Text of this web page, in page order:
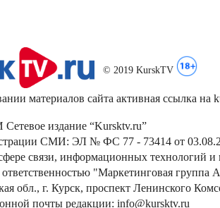
© 2019 KurskTV
материалов сайта активная ссылка на
издание “Kursktv.ru”
СМИ: ЭЛ № ФС 77 - 73414 от
связи, информационных технологий
"Маркетинговая группа
обл., г. Курск, проспект Ленинского
почты редакции: info@kursktv.ru